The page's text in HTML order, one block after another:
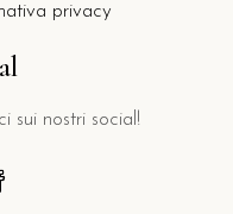
privacy
sui nostri social!